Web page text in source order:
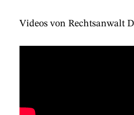
Videos von Rechtsanwalt